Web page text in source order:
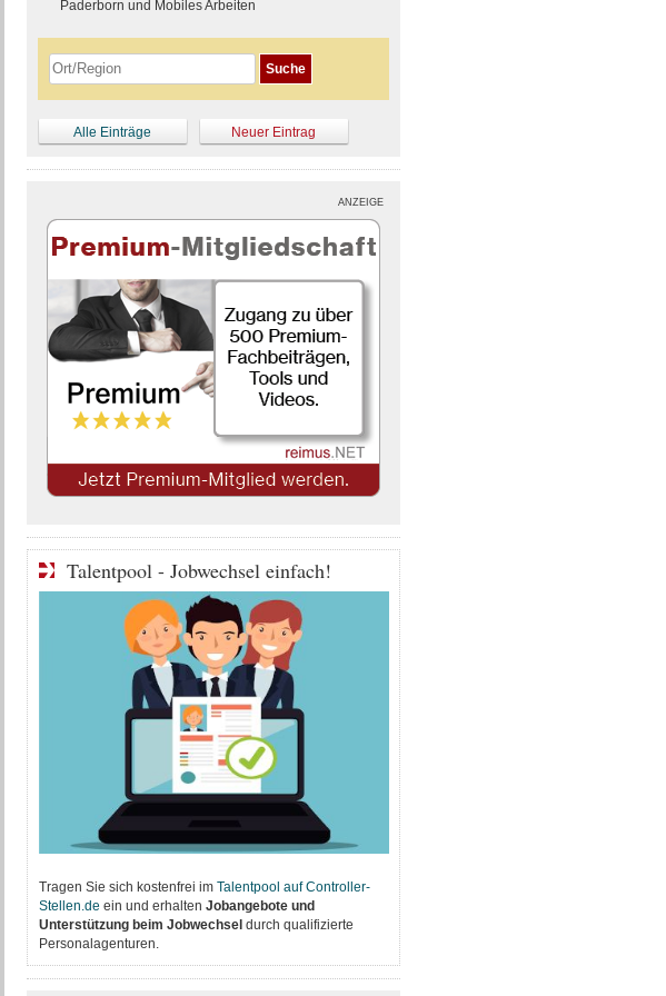
Paderborn und Mobiles Arbeiten
Alle Einträge Neuer Eintrag
ANZEIGE
Talentpool - Jobwechsel einfach!
Tragen Sie sich kostenfrei im Talentpool auf Controller-
Stellen.de ein und erhalten Jobangebote und
Unterstützung beim Jobwechsel durch qualifizierte
Personalagenturen.